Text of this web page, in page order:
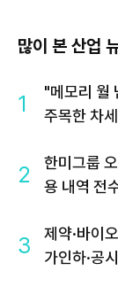
많이 본 산업
1
"메모리 월
주목한 차
2
한미그룹 오너가 법카 의
용 내역 전
3
제약·바이
가인하·공